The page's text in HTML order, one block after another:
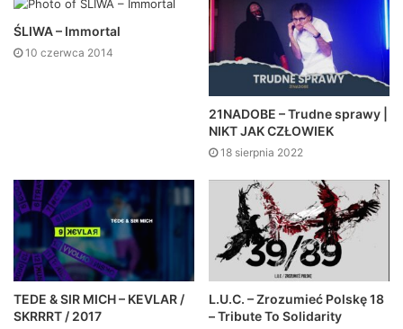
ŚLIWA – Immortal
10 czerwca 2014
21NADOBE – Trudne sprawy |
NIKT JAK CZŁOWIEK
18 sierpnia 2022
TEDE & SIR MICH – KEVLAR /
SKRRRT / 2017
L.U.C. – Zrozumieć Polskę 18
– Tribute To Solidarity